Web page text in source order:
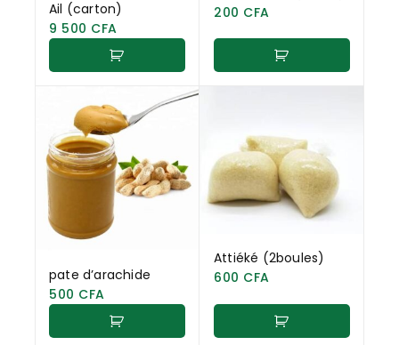
Ail (carton)
9 500 CFA
200 CFA
pate d’arachide
500 CFA
Attiéké (2boules)
600 CFA